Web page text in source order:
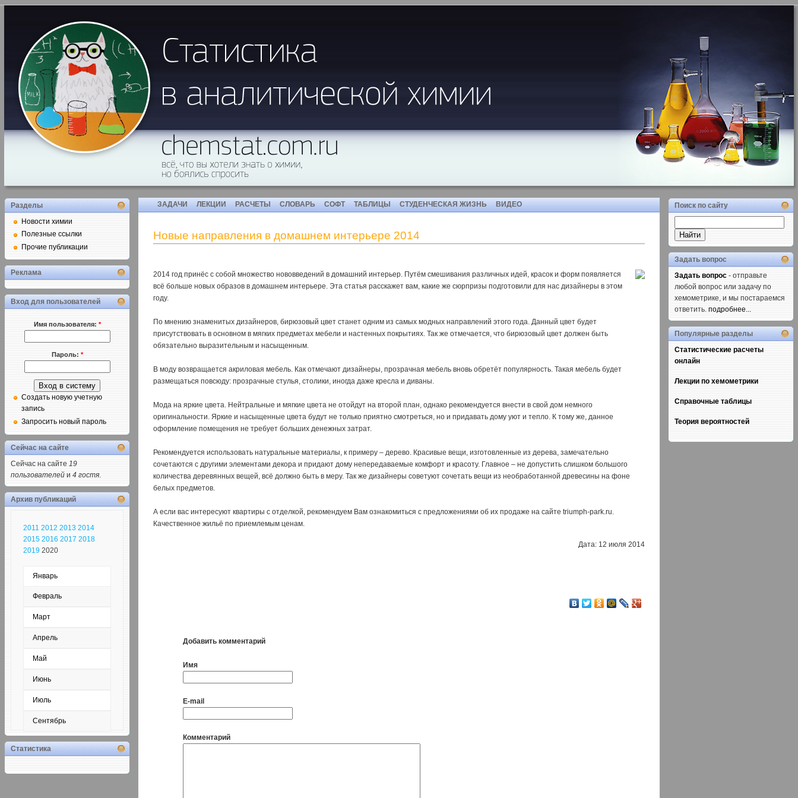
ЗАДАЧИ ЛЕКЦИИ РАСЧЕТЫ СЛОВАРЬ СОФТ ТАБЛИЦЫ СТУДЕНЧЕСКАЯ ЖИЗНЬ ВИДЕО
Новые направления в домашнем интерьере 2014
2014 год принёс с собой множество нововведений в домашний интерьер. Путём смешивания различных идей, красок и форм появляется
всё больше новых образов в домашнем интерьере. Эта статья расскажет вам, какие же сюрпризы подготовили для нас дизайнеры в этом
году.
По мнению знаменитых дизайнеров, бирюзовый цвет станет одним из самых модных направлений этого года. Данный цвет будет
присутствовать в основном в мягких предметах мебели и настенных покрытиях. Так же отмечается, что бирюзовый цвет должен быть
обязательно выразительным и насыщенным.
В моду возвращается акриловая мебель. Как отмечают дизайнеры, прозрачная мебель вновь обретёт популярность. Такая мебель будет
размещаться повсюду: прозрачные стулья, столики, иногда даже кресла и диваны.
Мода на яркие цвета. Нейтральные и мягкие цвета не отойдут на второй план, однако рекомендуется внести в свой дом немного
оригинальности. Яркие и насыщенные цвета будут не только приятно смотреться, но и придавать дому уют и тепло. К тому же, данное
оформление помещения не требует больших денежных затрат.
Рекомендуется использовать натуральные материалы, к примеру – дерево. Красивые вещи, изготовленные из дерева, замечательно
сочетаются с другими элементами декора и придают дому непередаваемые комфорт и красоту. Главное – не допустить слишком большого
количества деревянных вещей, всё должно быть в меру. Так же дизайнеры советуют сочетать вещи из необработанной древесины на фоне
белых предметов.
А если вас интересуют квартиры с отделкой, рекомендуем Вам ознакомиться с предложениями об их продаже на сайте triumph-park.ru.
Качественное жильё по приемлемым ценам.
Дата: 12 июля 2014
Добавить комментарий
Имя
E-mail
Комментарий
Поиск по сайту
Задать вопрос
Задать вопрос - отправьте
любой вопрос или задачу по
хемометрике, и мы постараемся
ответить. подробнее...
Популярные разделы
Статистические расчеты
онлайн
Лекции по хемометрики
Справочные таблицы
Теория вероятностей
Разделы
Новости химии
Полезные ссылки
Прочие публикации
Реклама
Вход для пользователей
Имя пользователя: *
Пароль: *
Создать новую учетную
запись
Запросить новый пароль
Сейчас на сайте
Сейчас на сайте 19
пользователей и 4 гостя.
Архив публикаций
2011 2012 2013 2014
2015 2016 2017 2018
2019 2020
Январь
Февраль
Март
Апрель
Май
Июнь
Июль
Сентябрь
Статистика